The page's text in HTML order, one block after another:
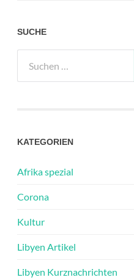
SUCHE
nach:
KATEGORIEN
Afrika spezial
Corona
Kultur
Libyen Artikel
Libyen Kurznachrichten